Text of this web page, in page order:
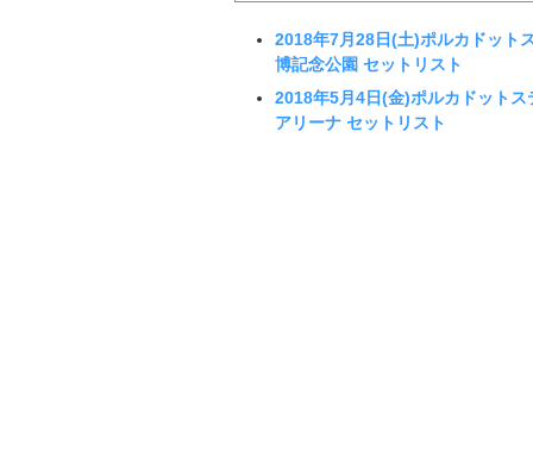
2018年7月28日(土)ポルカドット
博記念公園 セットリスト
2018年5月4日(金)ポルカドット
アリーナ セットリスト